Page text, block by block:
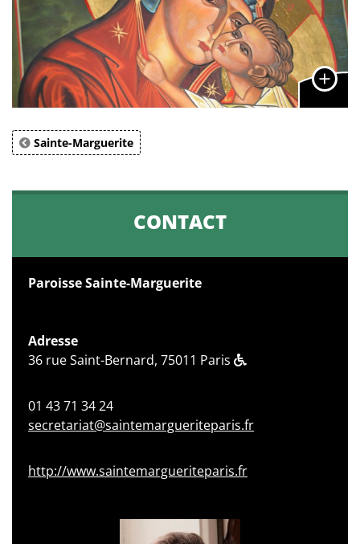
Sainte-Marguerite
CONTACT
Paroisse Sainte-Marguerite
Adresse
36 rue Saint-Bernard, 75011 Paris
01 43 71 34 24
secretariat@saintemargueriteparis.fr
http://www.saintemargueriteparis.fr